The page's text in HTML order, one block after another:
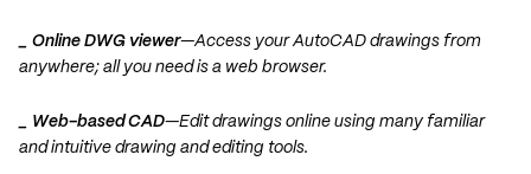
_ Online DWG viewer—Access your AutoCAD drawings from
anywhere; all you need is a web browser.
_ Web-based CAD—Edit drawings online using many familiar
and intuitive drawing and editing tools.